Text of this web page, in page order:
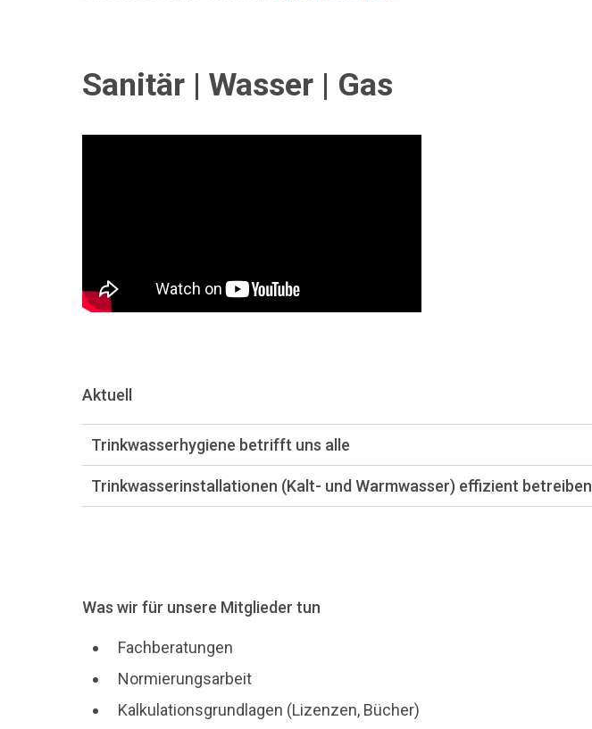
Sanitär | Wasser | Gas
Aktuell
Trinkwasserhygiene betrifft uns alle
Trinkwasserinstallationen (Kalt- und Warmwasser) effizient betreiben
Was wir für unsere Mitglieder tun
Fachberatungen
Normierungsarbeit
Kalkulationsgrundlagen (Lizenzen, Bücher)